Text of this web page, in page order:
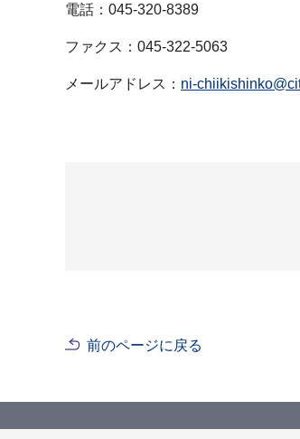
電話：045-320-8389
ファクス：045-322-5063
メールアドレス： ni-
前のページに戻る